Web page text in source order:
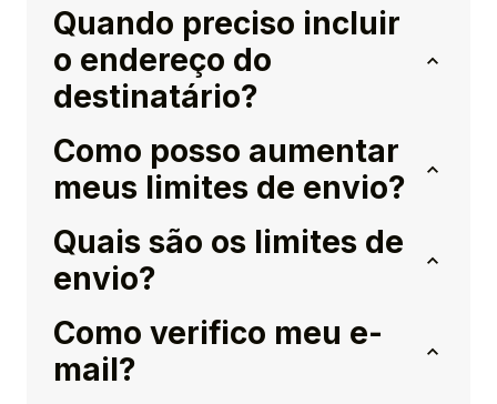
Quando preciso incluir
o endereço do
destinatário?
Como posso aumentar
meus limites de envio?
Quais são os limites de
envio?
Como verifico meu e-
mail?